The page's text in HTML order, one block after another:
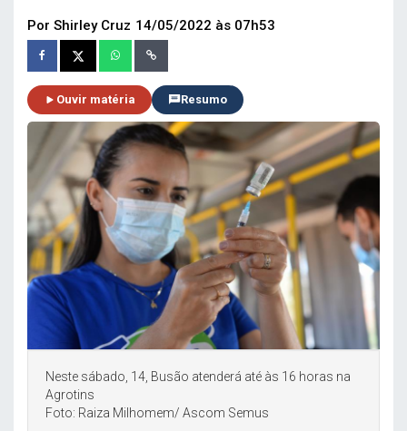
Por Shirley Cruz 14/05/2022 às 07h53
Ouvir matéria Resumo
Neste sábado, 14, Busão atenderá até às 16 horas na
Agrotins
Foto: Raiza Milhomem/ Ascom Semus